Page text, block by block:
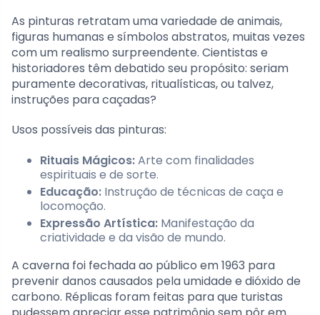
As pinturas retratam uma variedade de animais,
figuras humanas e símbolos abstratos, muitas vezes
com um realismo surpreendente. Cientistas e
historiadores têm debatido seu propósito: seriam
puramente decorativas, ritualísticas, ou talvez,
instruções para caçadas?
Usos possíveis das pinturas:
Rituais Mágicos:Arte com finalidades
espirituais e de sorte.
Educação: Instrução de técnicas de caça e
locomoção.
Expressão Artística: Manifestação da
criatividade e da visão de mundo.
A caverna foi fechada ao público em 1963 para
prevenir danos causados pela umidade e dióxido de
carbono. Réplicas foram feitas para que turistas